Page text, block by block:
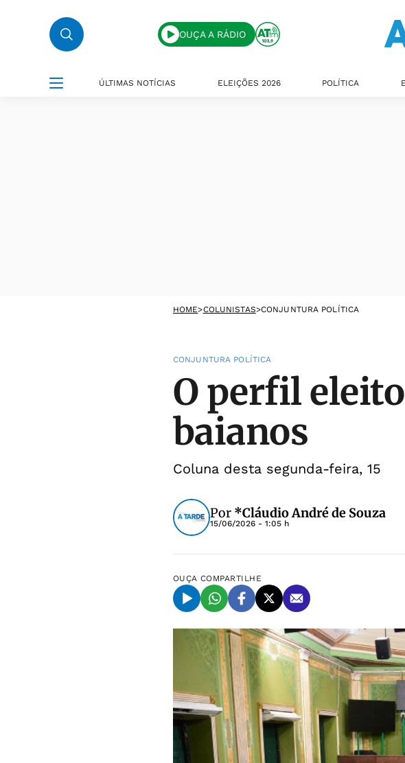
OUÇA A RÁDIO
ÚLTIMAS NOTÍCIAS ELEIÇÕES 2026 POLÍTICA
HOME>COLUNISTAS>CONJUNTURA POLÍTICA
CONJUNTURA POLÍTICA
O perfil
baianos
Coluna desta segunda-feira, 15
Por *Cláudio André de Souza
15/06/2026 - 1:05 h
OUÇA COMPARTILHE